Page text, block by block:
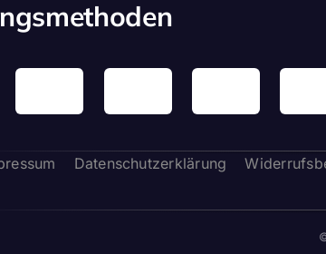
Datenschutzerklärung